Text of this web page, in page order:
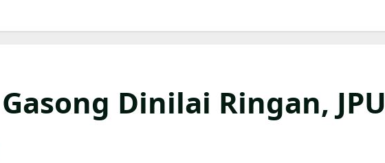
Dinilai Ringan, JPU